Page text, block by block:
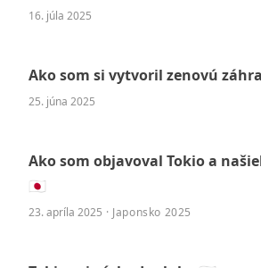
16. júla 2025
Ako som si vytvoril zenovú
25. júna 2025
Ako som objavoval Tokio a
🇯🇵
23. apríla 2025 · Japonsko 2025